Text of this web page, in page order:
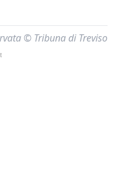
© Tribuna di Treviso